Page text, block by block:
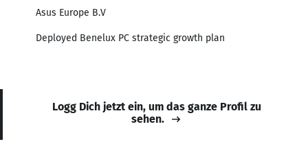
Asus Europe B.V
Deployed Benelux PC strategic growth plan
Logg Dich jetzt ein, um das ganze Profil zu
sehen.